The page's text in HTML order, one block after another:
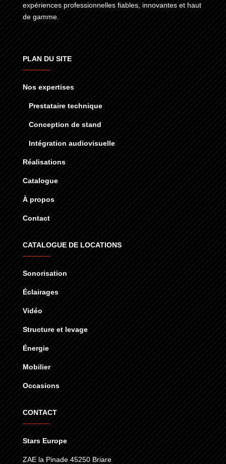
expériences professionnelles fiables, innovantes et haut
de gamme.
PLAN DU SITE
Nos expertises
Prestataire technique
Conception de stand
Intégration audiovisuelle
Réalisations
Catalogue
À propos
Contact
CATALOGUE DE LOCATIONS
Sonorisation
Éclairages
Vidéo
Structure et levage
Énergie
Mobilier
Occasions
CONTACT
Stars Europe
ZAE la Pinade 45250 Briare